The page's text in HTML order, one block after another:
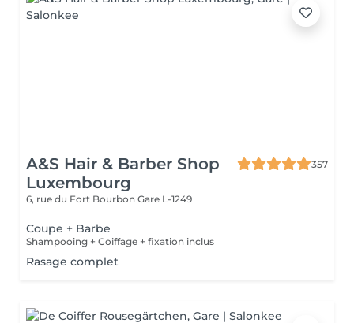
A&S Hair & Barber Shop
Luxembourg
357
6, rue du Fort Bourbon Gare L-1249
Coupe + Barbe
Shampooing + Coiffage + fixation inclus
Rasage complet